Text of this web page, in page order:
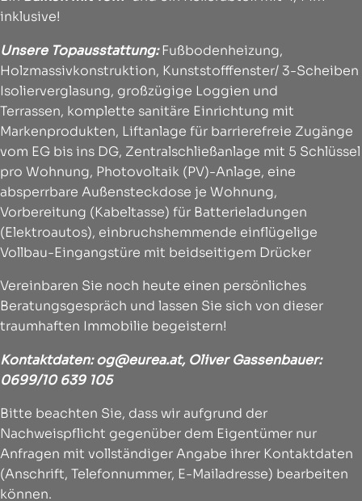
inklusive!
Unsere Topausstattung:Fußbodenheizung,
Holzmassivkonstruktion, Kunststofffenster/ 3-Scheiben
Isolierverglasung, großzügige Loggien und
Terrassen, komplette sanitäre Einrichtung mit
Markenprodukten, Liftanlage für barrierefreie Zugänge
vom EG bis ins DG, Zentralschließanlage mit 5 Schlüssel
pro Wohnung, Photovoltaik (PV)-Anlage, eine
absperrbare Außensteckdose je Wohnung,
Vorbereitung (Kabeltasse) für Batterieladungen
(Elektroautos), einbruchshemmende einflügelige
Vollbau-Eingangstüre mit beidseitigem Drücker
Vereinbaren Sie noch heute einen persönliches
Beratungsgespräch und lassen Sie sich von dieser
traumhaften Immobilie begeistern!
Kontaktdaten:og@eurea.at, Oliver Gassenbauer:
0699/10 639 105
Bitte beachten Sie, dass wir aufgrund der
Nachweispflicht gegenüber dem Eigentümer nur
Anfragen mit vollständiger Angabe ihrer Kontaktdaten
(Anschrift, Telefonnummer, E-Mailadresse) bearbeiten
können.